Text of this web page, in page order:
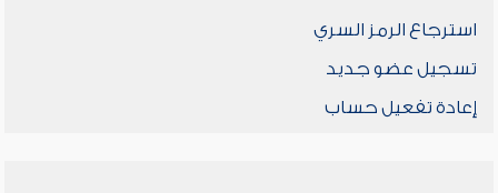
استرجاع الرمز السري
تسجيل عضو جديد
إعادة تفعيل حساب